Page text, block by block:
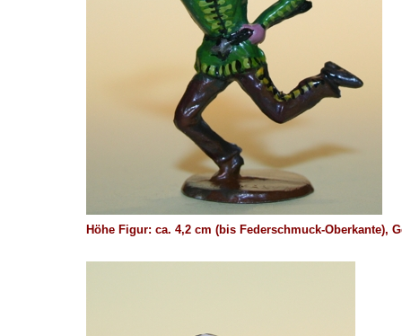
Höhe Figur: ca. 4,2 cm (bis Federschmuck-Oberkante),